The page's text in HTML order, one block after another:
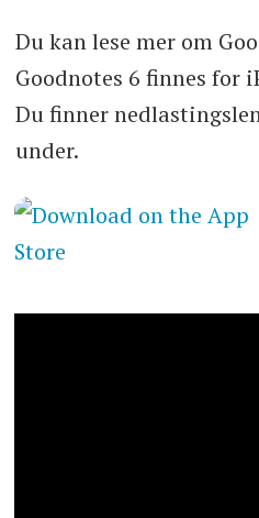
Du kan lese mer om
Goodnotes 6 finnes for
Du finner
under.